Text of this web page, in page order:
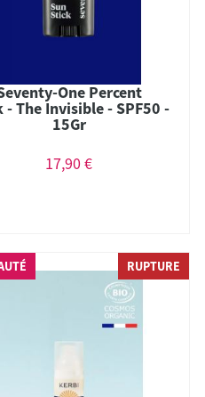
One Percent
- The Invisible - SPF50 -
15Gr
17,90 €
RUPTURE